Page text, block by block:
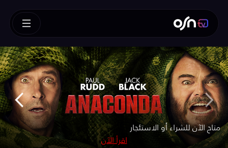
متاح الآن للشراء أو الاستئجار
اقرأ الآن
How To Train Your Dragon
!متوفر للشراء الآن
اقرأ الآن
!متوفر الآن للشراء أو الاستئجار – SUPERMAN
اقرأ الآن
متوفر الآن للشراء
اقرأ الآن
متوفر للشراء أو الاستئجار – تابعه قبل الآخرين
اقرأ الآن